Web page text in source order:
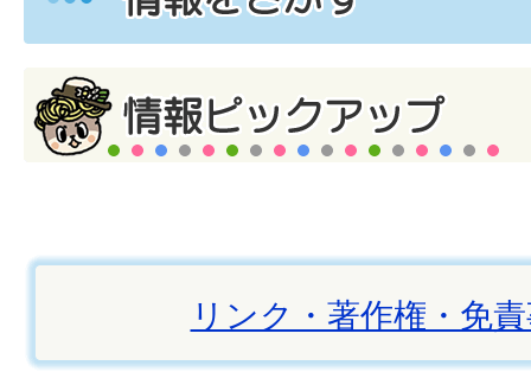
リンク・著作権・免